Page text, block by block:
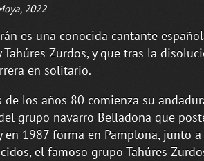
2022
es una conocida cantante
Tahúres Zurdos, y que tras la
en solitario.
de los años 80 comienza su
grupo navarro Belladona que
en 1987 forma en Pamplona, junto
el famoso grupo Tahúres